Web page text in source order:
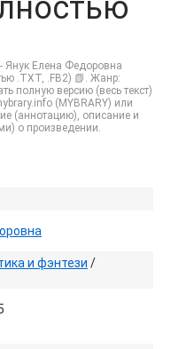
Янук Елена Федоровна
.TXT, .FB2) 📗. Жанр:
полную версию (весь текст)
(MYBRARY) или
(аннотацию), описание и
о произведении.
и фэнтези /